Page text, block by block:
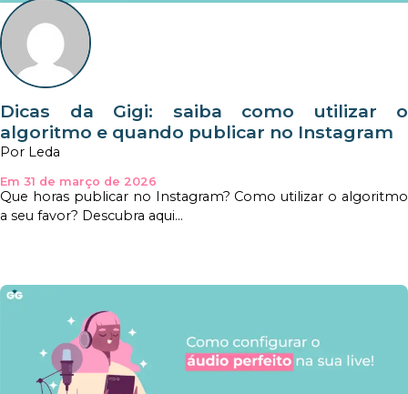
Dicas da Gigi: saiba como utilizar o
algoritmo e quando publicar no Instagram
Por Leda
Em 31 de março de 2026
Que horas publicar no Instagram? Como utilizar o algoritmo
a seu favor? Descubra aqui...